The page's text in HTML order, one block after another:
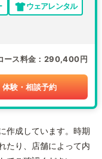
ウェアレンタル
ース料金 290,400円
体験・相談予約
作成しています。時期
たり、店舗によって内